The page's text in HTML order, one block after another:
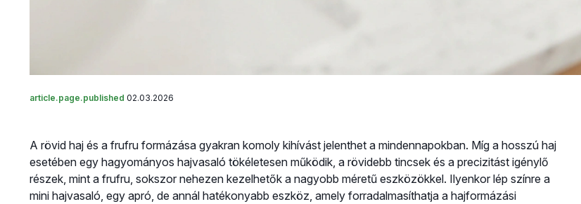
article.page.published 02.03.2026
A rövid haj és a frufru formázása gyakran komoly kihívást jelenthet a mindennapokban. Míg a hosszú haj
esetében egy hagyományos hajvasaló tökéletesen működik, a rövidebb tincsek és a precizitást igénylő
részek, mint a frufru, sokszor nehezen kezelhetők a nagyobb méretű eszközökkel. Ilyenkor lép színre a
mini hajvasaló, egy apró, de annál hatékonyabb eszköz, amely forradalmasíthatja a hajformázási